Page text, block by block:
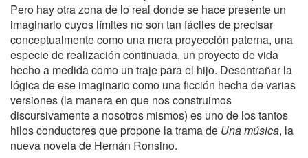
Pero hay otra zona de lo real donde se hace presente un
imaginario cuyos límites no son tan fáciles de precisar
conceptualmente como una mera proyección paterna, una
especie de realización continuada, un proyecto de vida
hecho a medida como un traje para el hijo. Desentrañar la
lógica de ese imaginario como una ficción hecha de varias
versiones (la manera en que nos construimos
discursivamente a nosotros mismos) es uno de los tantos
hilos conductores que propone la trama de Una música, la
nueva novela de Hernán Ronsino.